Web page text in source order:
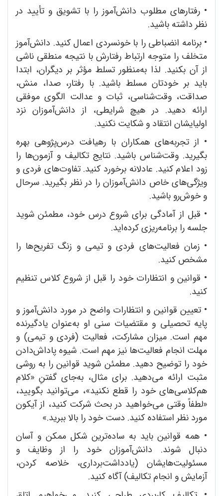
• رفتارهای مطلوب دانش‌آموز را با تشویق و تأیید در
نظر داشته باشید.
• برنامه انضباطی را با خونسردی اعمال کنید. دانش‌آموز
متخلف را متوجه ارتباط رفتارش با نتیجه منطقی ناشی
از آن بکنید. لذا به‌منظور تسلط مؤثر بر دیگران، ابتدا
باید بر خودتان مسلط باشید. با رفتار، صدا، منش،
صداقت، وقت‌شناسی، ثبات و عدالت الگوی موفقی
ارائه دهید. در هیچ شرایطی، از دانش‌آموزان نزد
اولیایشان انتقاد و شکایت نکنید.
• از تجربه‌های همکاران با رهیافت درس‌پژوهی بهره
بگیرید. وقت‌شناس باشید. نتایج تکالیف و آزمون‌ها را
زود اعلام کنید. عادلانه برخورد کنید. تفاوت‌های فردی و
ویژگی‌های خاص دانش‌آموزان را در نظر بگیرید. سرحال
و خوش‌رو باشید.
• قبل از آمادگی برای شروع درس خود، مطمئن شوید
جلسه را برنامه‌ریزی کرده‌اید.
• زمان فعالیت‌های فردی و تیمی و زنگ تفریح‌ها را
مشخص کنید.
• قوانین و انتظارات خود را قبل از شروع کلاس تنظیم
کنید.
• تعیین قوانین و انتظارات واضح در مورد دانش‌آموز و
پایه تحصیلی و مقتضیات سنی او به‌عنوان یادگیرنده
مهم است. میزان مشارکت، فعالیت (فردی و تیمی) و
مهلت انجام فعالیت‌ها نیز مهم است. شیوه پاداش‌دادن
خود را توضیح دهید. مطمئن شوید قوانین را به روشی
مثبت ارائه می‌دهید. برای مثال، به‌جای گفتنِ «کلام
هم‌کلاسی‌های خود را قطع نکنید»، می‌توانید بگویید،
«لطفاً وقتی می‌خواهید در بحث شرکت کنید، از آیکون
مورد نظر استفاده کنید. دست خود را بالا ببرید.»
• همه قوانین باید به ساده‌ترین شکل ممکن و آسان
دنبال شوند. دانش‌آموزان خود را از وظایف و
مسئولیت‌هایشان (یادداشت‌برداری، خلاصه کردن،
آزمایش و انجام تکالیف) آگاه کنید.